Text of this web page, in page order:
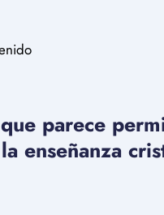
parece
enseñanza